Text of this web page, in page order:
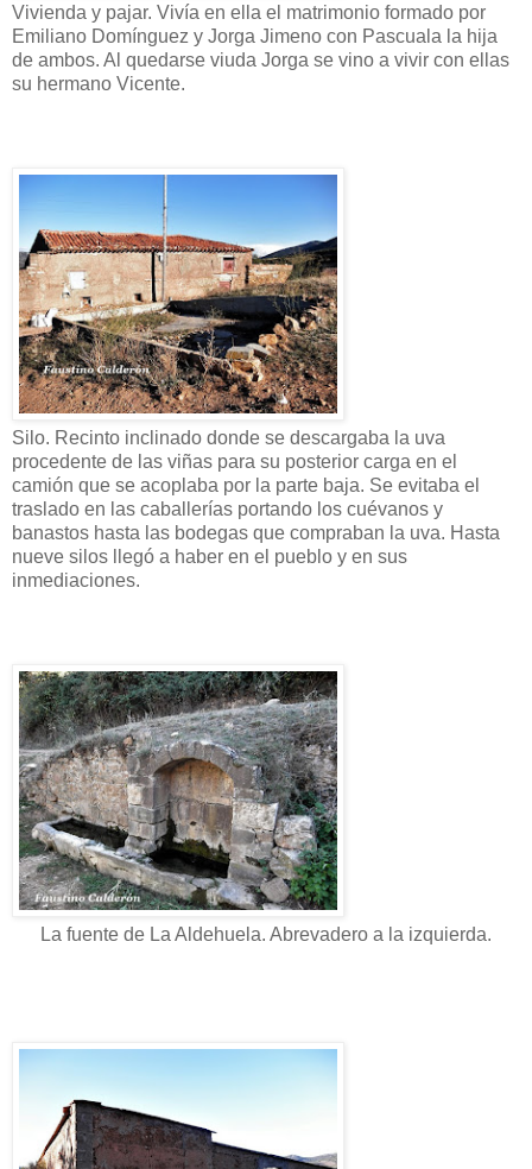
Vivienda y pajar. Vivía en ella el matrimonio formado por
Emiliano Domínguez y Jorga Jimeno con Pascuala la hija
de ambos. Al quedarse viuda Jorga se vino a vivir con ellas
su hermano Vicente.
Silo. Recinto inclinado donde se descargaba la uva
procedente de las viñas para su posterior carga en el
camión que se acoplaba por la parte baja. Se evitaba el
traslado en las caballerías portando los cuévanos y
banastos hasta las bodegas que compraban la uva. Hasta
nueve silos llegó a haber en el pueblo y en sus
inmediaciones.
La fuente de La Aldehuela. Abrevadero a la izquierda.